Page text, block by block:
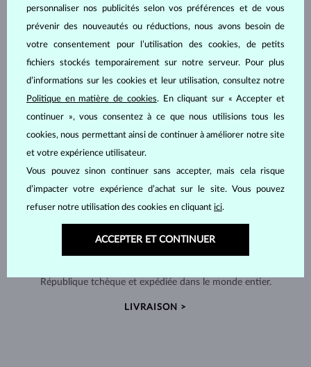
FABRIQUÉS À LA MAIN À PRAGUE
République tchèque et expédiée dans le monde entier.
LIVRAISON >
personnaliser nos publicités selon vos préférences et de vous
prévenir des nouveautés ou réductions, nous avons besoin de
votre consentement pour l’utilisation des cookies, de petits
fichiers stockés temporairement sur notre serveur. Pour plus
d’informations sur les cookies et leur utilisation, consultez notre
Politique en matière de cookies. En cliquant sur « Accepter et
continuer », vous consentez à ce que nous utilisions tous les
cookies, nous permettant ainsi de continuer à améliorer notre site
et votre expérience utilisateur.
Vous pouvez sinon continuer sans accepter, mais cela risque
d’impacter votre expérience d’achat sur le site. Vous pouvez
refuser notre utilisation des cookies en cliquant ici.
ACCEPTER ET CONTINUER